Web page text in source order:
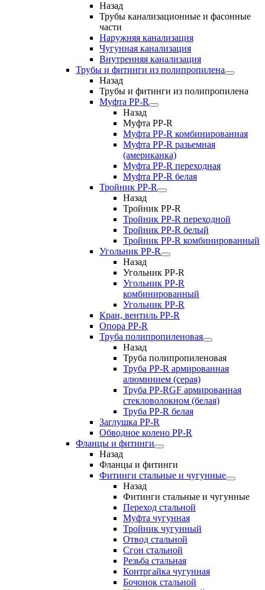
Назад
Трубы канализационные и фасонные
части
Наружняя канализация
Чугунная канализация
Внутренняя канализация
Трубы и фитинги из полипропилена
Назад
Трубы и фитинги из полипропилена
Муфта PP-R
Назад
Муфта PP-R
Муфта РР-R комбинированная
Муфта РР-R разьемная
(американка)
Муфта РР-R переходная
Муфта РР-R белая
Тройник PP-R
Назад
Тройник PP-R
Тройник РР-R переходной
Тройник РР-R белый
Тройник РР-R комбинированный
Угольник PP-R
Назад
Угольник PP-R
Угольник РР-R
комбинированный
Угольник РР-R
Кран, вентиль PP-R
Опора PP-R
Труба полипропиленовая
Назад
Труба полипропиленовая
Труба PP-R армированная
алюминием (серая)
Труба PP-RGF армированная
стекловолокном (белая)
Труба РР-R белая
Заглушка PP-R
Обводное колено PP-R
Фланцы и фитинги
Назад
Фланцы и фитинги
Фитинги стальные и чугунные
Назад
Фитинги стальные и чугунные
Переход стальной
Муфта чугунная
Тройник чугунный
Отвод стальной
Сгон стальной
Резьба стальная
Контргайка чугунная
Бочонок стальной